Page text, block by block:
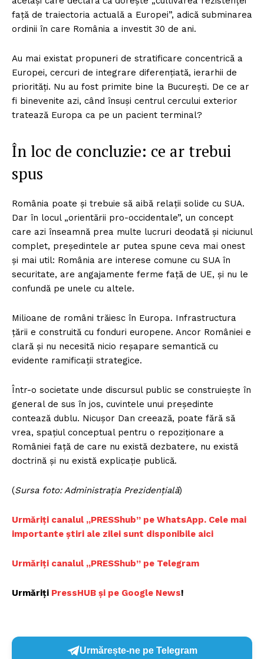
Un proiect
FREEDOM HOUSE ROMÂNIA
PRESShub
Despre noi / Echipa
Rețea
Contact
față de traiectoria actuală a Europei”, adică subminarea
ordinii în care România a investit 30 de ani.
Au mai existat propuneri de stratificare concentrică a
Europei, cercuri de integrare diferențiată, ierarhii de
priorități. Nu au fost primite bine la București. De ce ar
fi binevenite azi, când însuși centrul cercului exterior
tratează Europa ca pe un pacient terminal?
În loc de concluzie: ce ar trebui
spus
România poate și trebuie să aibă relații solide cu SUA.
Dar în locul „orientării pro-occidentale”, un concept
care azi înseamnă prea multe lucruri deodată și niciunul
complet, președintele ar putea spune ceva mai onest
și mai util: România are interese comune cu SUA în
securitate, are angajamente ferme față de UE, și nu le
confundă pe unele cu altele.
Milioane de români trăiesc în Europa. Infrastructura
țării e construită cu fonduri europene. Ancor României e
clară și nu necesită nicio reșapare semantică cu
evidente ramificații strategice.
Într-o societate unde discursul public se construiește în
general de sus în jos, cuvintele unui președinte
contează dublu. Nicușor Dan creează, poate fără să
vrea, spațiul conceptual pentru o repoziționare a
României față de care nu există dezbatere, nu există
doctrină și nu există explicație publică.
(Sursa foto: Administrația Prezidențială)
Urmăriți canalul „PRESShub” pe WhatsApp. Cele mai
importante știri ale zilei sunt disponibile aici
Urmăriți canalul „PRESShub” pe Telegram
Urmăriți PressHUB și pe Google News!
Urmărește-ne pe Telegram